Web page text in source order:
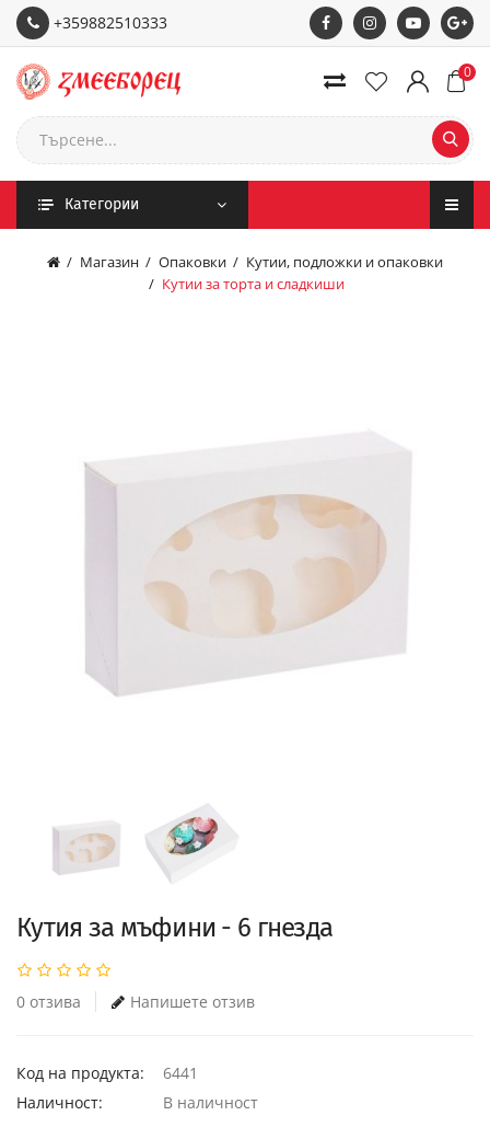
+359882510333
0
Категории
Магазин Опаковки
Кутии, подложки и опаковки
Кутии за торта и сладкиши
Кутия за мъфини - 6 гнезда
0 отзива Напишете отзив
Код на продукта:
6441
Наличност:
В наличност